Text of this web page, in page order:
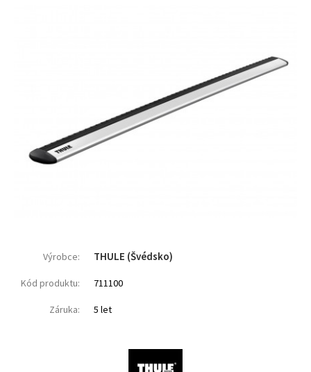
Výrobce: THULE (Švédsko)
Kód produktu: 711100
Záruka: 5 let